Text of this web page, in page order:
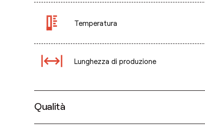
Temperatura
Lunghezza di produzione
Qualità